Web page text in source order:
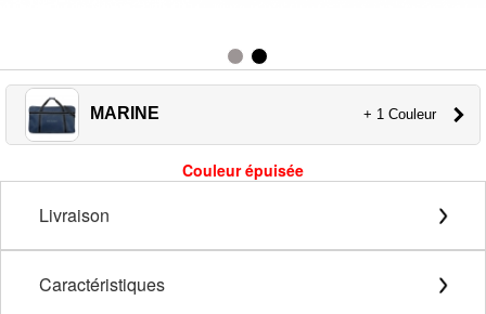
MARINE + 1 Couleur
Couleur épuisée
Livraison
Caractéristiques